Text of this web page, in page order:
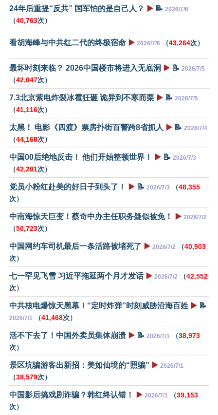
24年后重提“反共” 国军怕的是自己人？ ▶️ 📝 2026/7/6
（40,763次）
看胡海峰与中共红二代的终极宿命 ▶️ 2026/7/6 （43,264次）
最坏时刻来临？ 2026中国楼市将进入无底洞 ▶️ 📝 2026/7/5
（42,047次）
7.3北京紫电炸裂冰雹狂砸 诡异到不寒而栗 ▶️ 📝 2026/7/5
（41,116次）
太黑！ 电影《四渡》票房扑街百警跨8省抓人 ▶️ 📝 2026/7/4
（44,168次）
中国00后绝地反击！ 他们开始整顿世界！ ▶️ 📝 2026/7/3
（42,201次）
党员小粉红赴美的好日子到头了！ ▶️ 📝 2026/7/3 （48,355
次）
中南海惊天巨变！蔡奇中办主任职务疑似被免！ ▶️ 2026/7/2
（50,723次）
中国网约车司机最后一条活路被堵死了 ▶️ 2026/7/2 （40,903
次）
七一罕见飞雪 习近平拖延两个月才发话 ▶️ 2026/7/2 （42,552
次）
中共核电爆惊天黑幕！“定时炸弹”时刻威胁沿海百姓 ▶️ 📝
2026/7/1 （41,468次）
活不下去了！中国外卖员集体崩溃 ▶️ 📝 2026/7/1 （38,973
次）
景区坑骗游客出新招：美如仙境的“照骗” ▶️ 2026/7/1
（38,579次）
中国影后搞戏剧诈骗？韩红终认错！ ▶️ 2026/7/1 （39,153
次）